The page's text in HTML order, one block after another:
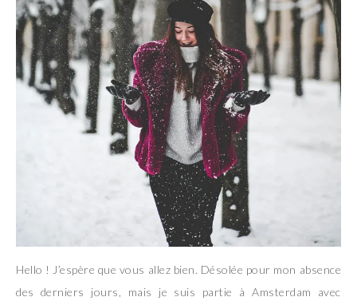
Hello ! J’espère que vous allez bien. Désolée pour mon absence
des derniers jours, mais je suis partie à Amsterdam avec